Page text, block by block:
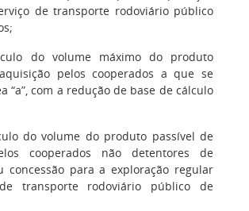
de transporte rodoviário público
do volume máximo do produto
pelos cooperados a que se
“a”, com a redução de base de cálculo
do volume do produto passível de
cooperados não detentores de
concessão para a exploração regular
transporte rodoviário público de